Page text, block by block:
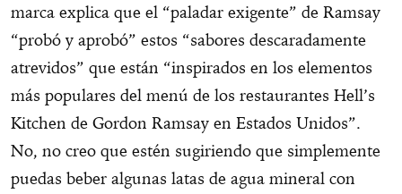
marca explica que el “paladar exigente” de Ramsay
“probó y aprobó” estos “sabores descaradamente
atrevidos” que están “inspirados en los elementos
más populares del menú de los restaurantes Hell’s
Kitchen de Gordon Ramsay en Estados Unidos”.
No, no creo que estén sugiriendo que simplemente
puedas beber algunas latas de agua mineral con